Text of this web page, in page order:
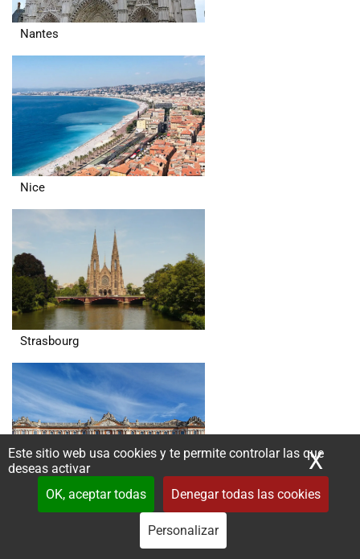
Este sitio web usa cookies y te permite controlar las que
deseas activar
OK, aceptar todas
Denegar todas las cookies
Personalizar
X
Nantes
Nice
Strasbourg
Toulouse